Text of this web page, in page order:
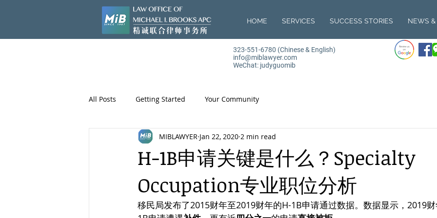
HOME SERVICES SUCCESS STORIES NEWS &
323-551-6780 (Chinese & English)
info@miblawyer.com
WeChat: judyguomib
All Posts Getting Started Your Community
H-1B申请关键是什么？Specialty
Occupation专业职位分析
MIBLAWYER Jan 22, 2020 2 min read
移民局发布了2015财年至2019财年的H-1B申请通过数据。数据显示，2019